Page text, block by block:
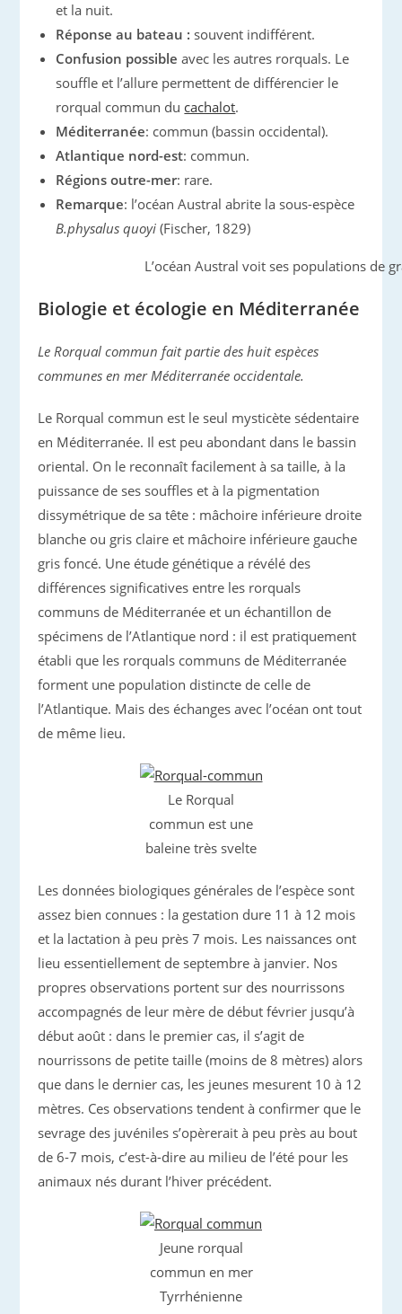
et la nuit.
Réponse au bateau :souvent indifférent.
Confusion possibleavec les autres rorquals. Le
souffle et l’allure permettent de différencier le
rorqual commun du cachalot.
Méditerranée: commun (bassin occidental).
Atlantique nord-est: commun.
Régions outre-mer: rare.
Remarque: l’océan Austral abrite la sous-espèce
B.physalus quoyi (Fischer, 1829)
L’océan Austral voit ses populations de
Biologie et écologie en Méditerranée
Le Rorqual commun fait partie des huit espèces
communes en mer Méditerranée occidentale.
Le Rorqual commun est le seul mysticète sédentaire
en Méditerranée. Il est peu abondant dans le bassin
oriental. On le reconnaît facilement à sa taille, à la
puissance de ses souffles et à la pigmentation
dissymétrique de sa tête : mâchoire inférieure droite
blanche ou gris claire et mâchoire inférieure gauche
gris foncé. Une étude génétique a révélé des
différences significatives entre les rorquals
communs de Méditerranée et un échantillon de
spécimens de l’Atlantique nord : il est pratiquement
établi que les rorquals communs de Méditerranée
forment une population distincte de celle de
l’Atlantique. Mais des échanges avec l’océan ont tout
de même lieu.
Le Rorqual
commun est une
baleine très svelte
Les données biologiques générales de l’espèce sont
assez bien connues : la gestation dure 11 à 12 mois
et la lactation à peu près 7 mois. Les naissances ont
lieu essentiellement de septembre à janvier. Nos
propres observations portent sur des nourrissons
accompagnés de leur mère de début février jusqu’à
début août : dans le premier cas, il s’agit de
nourrissons de petite taille (moins de 8 mètres) alors
que dans le dernier cas, les jeunes mesurent 10 à 12
mètres. Ces observations tendent à confirmer que le
sevrage des juvéniles s’opèrerait à peu près au bout
de 6-7 mois, c’est-à-dire au milieu de l’été pour les
animaux nés durant l’hiver précédent.
Jeune rorqual
commun en mer
Tyrrhénienne